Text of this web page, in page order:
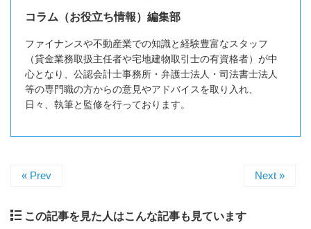
コラム（お役立ち情報）編集部
ファイナンスや不動産業での知識と経験豊富なスタッフ
（貸金業務取扱主任者や宅地建物取引士の有資格者）が中
心となり、公認会計士事務所・弁護士法人・司法書士法人
等の専門職の方からの意見やアドバイスを取り入れ、
日々、執筆と監修を行っております。
« Prev Next »
この記事を見た人はこんな記事も見ています